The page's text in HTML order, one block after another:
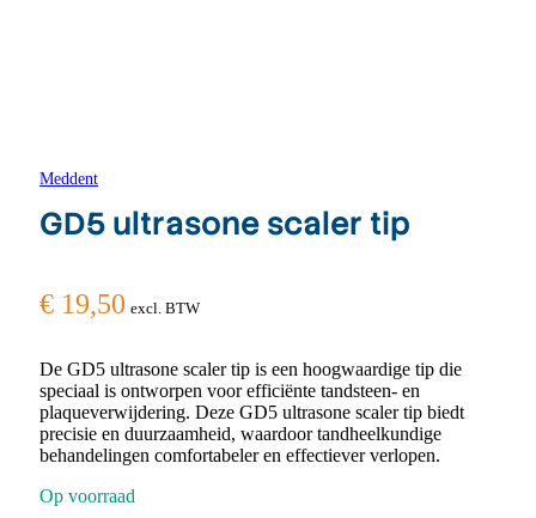
Meddent
GD5 ultrasone scaler tip
€ 19,50 excl. BTW
De GD5 ultrasone scaler tip is een hoogwaardige tip die
speciaal is ontworpen voor efficiënte tandsteen- en
plaqueverwijdering. Deze GD5 ultrasone scaler tip biedt
precisie en duurzaamheid, waardoor tandheelkundige
behandelingen comfortabeler en effectiever verlopen.
Op voorraad